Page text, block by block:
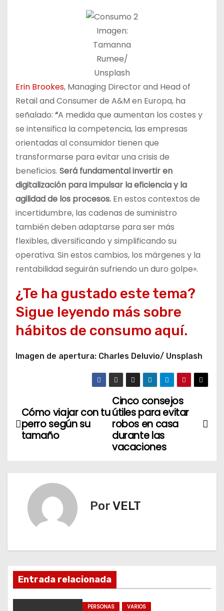
Imagen:
Tamanna
Rumee/
Unsplash
Erin Brookes, Managing Director and Head of
Retail and Consumer de A&M en Europa, ha
señalado: “A medida que aumentan los costes y
se intensifica la competencia, las empresas
orientadas al consumidor tienen que
transformarse para evitar una crisis de
beneficios. Será fundamental invertir en
digitalización para impulsar la eficiencia y la
agilidad de los procesos. En estos contextos de
incertidumbre, las cadenas de suministro
también deben adaptarse para ser más
flexibles, diversificando y simplificando su
operativa. Sin estos cambios, los márgenes y la
rentabilidad seguirán sufriendo un duro golpe».
¿Te ha gustado este tema?
Sigue leyendo más sobre
hábitos de consumo aquí.
Imagen de apertura: Charles Deluvio/ Unsplash
N
a
e
i
ó
n
Cinco consejos
útiles para evitar
robos en casa
durante las
vacaciones
Cómo viajar con tu
perro según su
tamaño
PorVELT
Entrada relacionada
PERSONAS VARIOS